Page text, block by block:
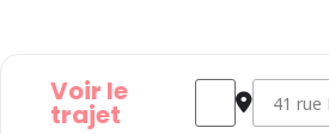
Voir le
trajet
Address - Les